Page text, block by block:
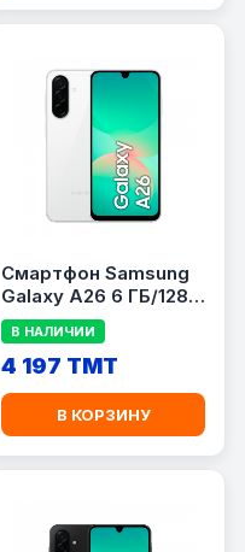
Смартфон Samsung
Galaxy A26 6 ГБ/128
ГБ
В НАЛИЧИИ
4 197 TMT
В КОРЗИНУ